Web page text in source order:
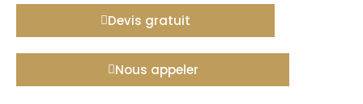
Devis gratuit
Nous appeler